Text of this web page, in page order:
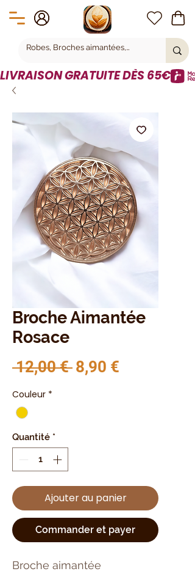
LIVRAISON GRATUITE DÈS 65€
Broche Aimantée
Rosace
12,00 € Prix original
8,90 €
Couleur *
Quantité *
Ajouter au panier
Commander et payer
Broche aimantée